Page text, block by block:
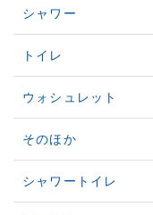
シャワー
トイレ
ウォシュレット
そのほか
シャワートイレ